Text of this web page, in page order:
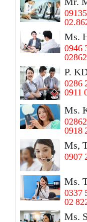
Ms.
0946
P.
0286
0911
Ms.
0918
Ms,
0907
Ms.
0337
02
Ms.